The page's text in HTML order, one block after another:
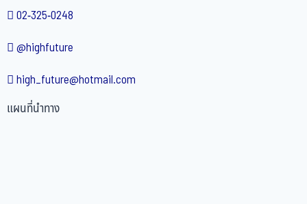
02-325-0248
@highfuture
high_future@hotmail.com
แผนที่นำทาง